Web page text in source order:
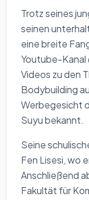
Trotz seines
seinen
eine breite
Youtube-Kanal
Videos zu den
Bodybuilding
Werbegesicht
Suyu bekannt.
Seine
Fen Lisesi, wo
Anschließend
Fakultät für